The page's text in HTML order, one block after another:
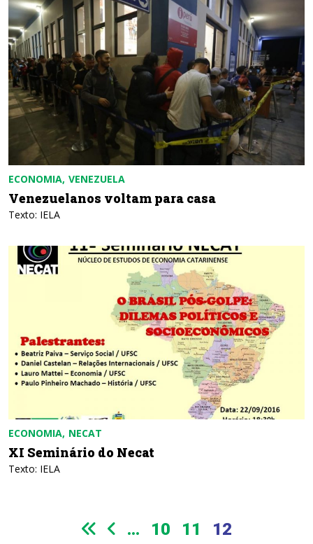
ECONOMIA VENEZUELA
Venezuelanos voltam para casa
Texto: IELA
ECONOMIA NECAT
XI Seminário do Necat
Texto: IELA
... 10 11 12